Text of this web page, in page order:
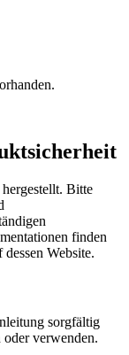
Bitte
finden
Website.
sorgfältig
verwenden.